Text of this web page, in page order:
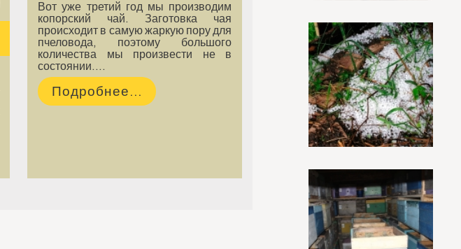
Вот уже третий год мы производим
копорский чай. Заготовка чая
происходит в самую жаркую пору для
пчеловода, поэтому большого
количества мы произвести не в
состоянии.…
Подробнее...